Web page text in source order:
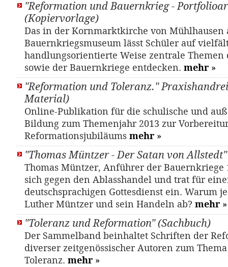
"Reformation und Bauernkrieg -
(Kopiervorlage)
Das in der Kornmarktkirche von Mühlhausen
Bauernkriegsmuseum lässt Schüler auf
handlungsorientierte Weise zentrale Themen
sowie der Bauernkriege entdecken. mehr »
"Reformation und Toleranz."
Material)
Online-Publikation für die schulische und
Bildung zum Themenjahr 2013 zur
Reformationsjubiläums mehr »
"Thomas Müntzer - Der Satan von
Thomas Müntzer, Anführer der Bauernkriege
sich gegen den Ablasshandel und trat für
deutschsprachigen Gottesdienst ein. Warum
Luther Müntzer und sein Handeln ab? mehr »
"Toleranz und Reformation" (Sachbuch)
Der Sammelband beinhaltet Schriften der
diverser zeitgenössischer Autoren zum Thema
Toleranz. mehr »